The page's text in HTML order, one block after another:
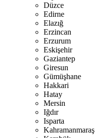
Düzce
Edirne
Elazığ
Erzincan
Erzurum
Eskişehir
Gaziantep
Giresun
Gümüşhane
Hakkari
Hatay
Mersin
Iğdır
Isparta
Kahramanmaraş